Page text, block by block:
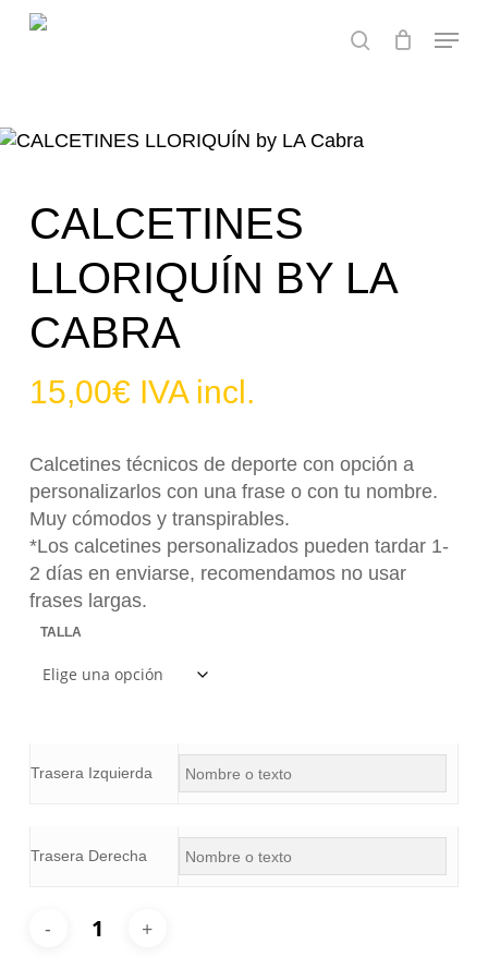
Skip
search
Menu
CALCETINES
LLORIQUÍN BY LA
CABRA
15,00€ IVA incl.
Calcetines técnicos de deporte con opción a
personalizarlos con una frase o con tu nombre.
Muy cómodos y transpirables.
*Los calcetines personalizados pueden tardar 1-
2 días en enviarse, recomendamos no usar
frases largas.
TALLA
Trasera Izquierda
Trasera Derecha